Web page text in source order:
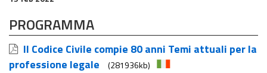
PROGRAMMA
Il Codice Civile compie 80 anni Temi attuali per la
professione legale
(281936kb)